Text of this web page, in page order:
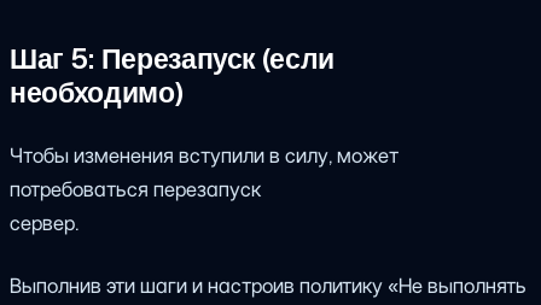
Шаг 5: Перезапуск (если
необходимо)
Чтобы изменения вступили в силу, может
потребоваться перезапуск
сервер.
Выполнив эти шаги и настроив политику «Не выполнять